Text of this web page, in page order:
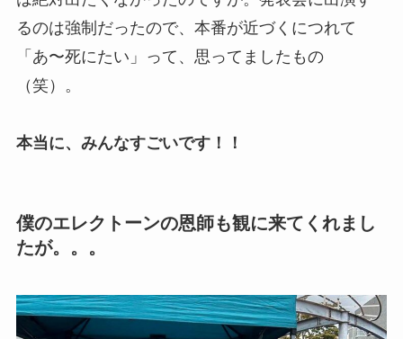
るのは強制だったので、本番が近づくにつれて
「あ〜死にたい」って、思ってましたもの
（笑）。
本当に、みんなすごいです！！
僕のエレクトーンの恩師も観に来てくれまし
たが。。。